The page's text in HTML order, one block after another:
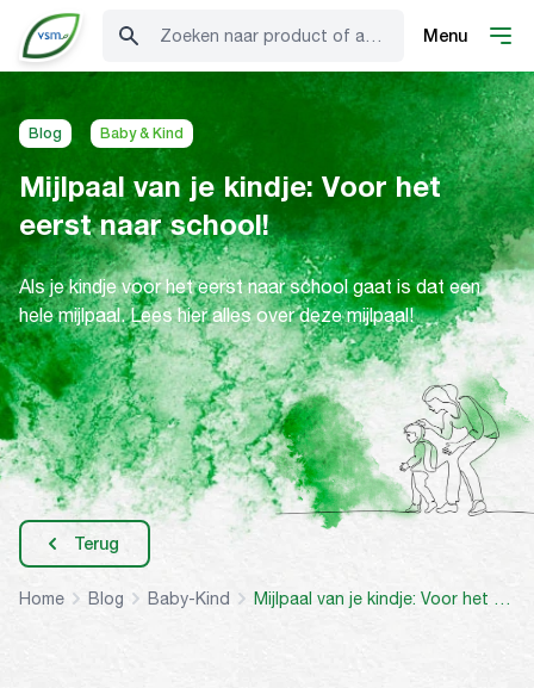
Zoeken naar product of advies Menu
Blog Baby & Kind
Mijlpaal van je kindje: Voor het
eerst naar school!
Als je kindje voor het eerst naar school gaat is dat een
hele mijlpaal. Lees hier alles over deze mijlpaal!
Terug
Home Blog Baby-Kind Mijlpaal van je kindje: Voor het eerst naar school!